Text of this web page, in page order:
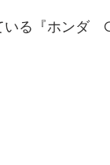
る『ホンダ